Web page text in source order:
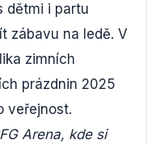
dětmi i partu
zábavu na ledě. V
zimních
prázdnin 2025
veřejnost.
Arena, kde si